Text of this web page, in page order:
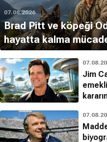
07.08.2026
Brad Pitt ve köpeği
hayatta kalma
Jim